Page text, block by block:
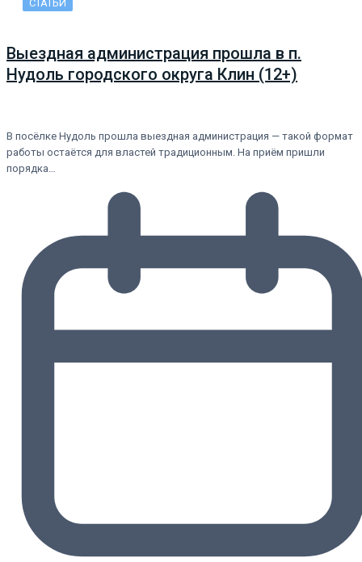
СТАТЬИ
Выездная администрация прошла в п.
Нудоль городского округа Клин (12+)
В посёлке Нудоль прошла выездная администрация — такой формат
работы остаётся для властей традиционным. На приём пришли
порядка…